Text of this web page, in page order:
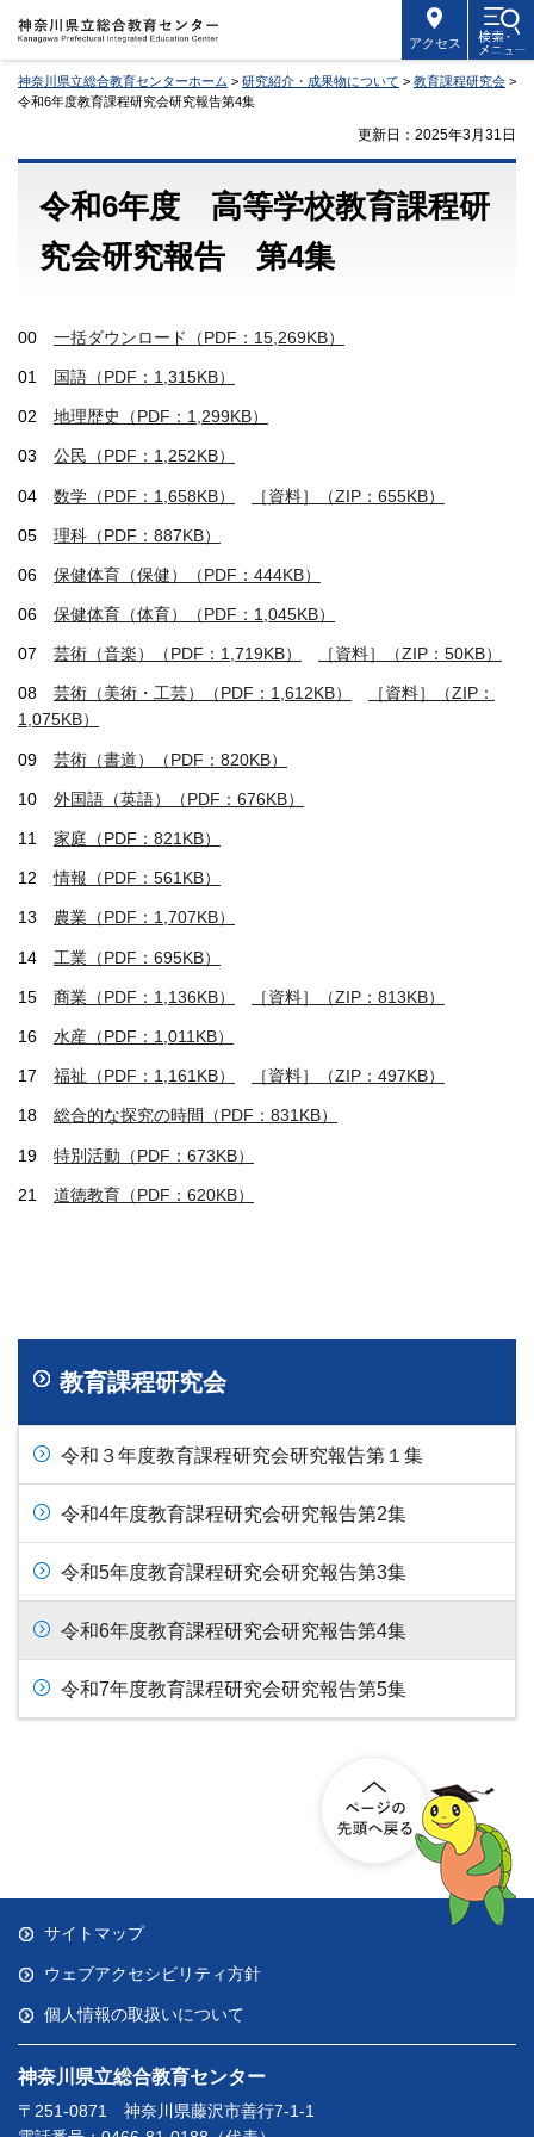
アクセス
神奈川県立総合教育センターホーム > 研究紹介・成果物について > 教育課程研究会 >
令和6年度教育課程研究会研究報告第4集
更新日：2025年3月31日
令和6年度 高等学校教育課程研
究会研究報告 第4集
00 一括ダウンロード（PDF：15,269KB）
01 国語（PDF：1,315KB）
02 地理歴史（PDF：1,299KB）
03 公民（PDF：1,252KB）
04 数学（PDF：1,658KB） ［資料］（ZIP：655KB）
05 理科（PDF：887KB）
06 保健体育（保健）（PDF：444KB）
06 保健体育（体育）（PDF：1,045KB）
07 芸術（音楽）（PDF：1,719KB） ［資料］（ZIP：50KB）
08 芸術（美術・工芸）（PDF：1,612KB）
［資料］（ZIP：
1,075KB）
09 芸術（書道）（PDF：820KB）
10 外国語（英語）（PDF：676KB）
11 家庭（PDF：821KB）
12情報（PDF：561KB）
13 農業（PDF：1,707KB）
14 工業（PDF：695KB）
15 商業（PDF：1,136KB） ［資料］（ZIP：813KB）
16 水産（PDF：1,011KB）
17 福祉（PDF：1,161KB） ［資料］（ZIP：497KB）
18 総合的な探究の時間（PDF：831KB）
19 特別活動（PDF：673KB）
21 道徳教育（PDF：620KB）
教育課程研究会
令和３年度教育課程研究会研究報告第１集
令和4年度教育課程研究会研究報告第2集
令和5年度教育課程研究会研究報告第3集
令和6年度教育課程研究会研究報告第4集
令和7年度教育課程研究会研究報告第5集
サイトマップ
ウェブアクセシビリティ方針
個人情報の取扱いについて
神奈川県立総合教育センター
〒251-0871 神奈川県藤沢市善行7-1-1